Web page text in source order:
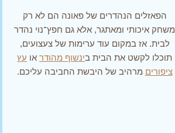
הפאזלים הנהדרים של פאונה הם לא רק
משחק איכותי ומאתגר, אלא גם חפץ־נוי נהדר
לבית. אז במקום עוד ערימות של צעצועים,
תוכלו לקשט את הבית בינשוף מהודר או עץ
ציפורים מרהיב של היבשת החביבה עליכם.